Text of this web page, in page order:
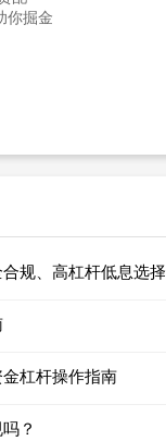
你掘金
规、高杠杆低息选择
杠杆操作指南
？